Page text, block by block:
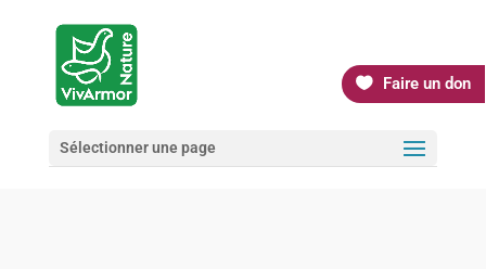
Faire un don
Sélectionner une page